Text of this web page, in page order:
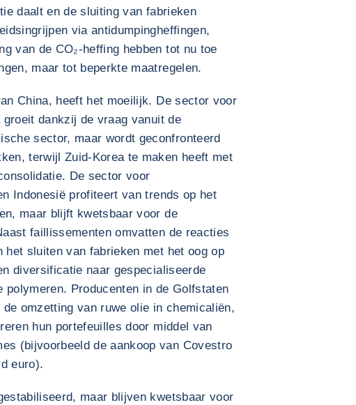
daalt en de sluiting van fabrieken
via antidumpingheffingen,
van de CO₂-heffing hebben tot nu toe
maar tot beperkte maatregelen.
China, heeft het moeilijk. De sector voor
dankzij de vraag vanuit de
sector, maar wordt geconfronteerd
terwijl Zuid-Korea te maken heeft met
De sector voor
Indonesië profiteert van trends op het
maar blijft kwetsbaar voor de
faillissementen omvatten de reacties
het sluiten van fabrieken met het oog op
diversificatie naar gespecialiseerde
polymeren. Producenten in de Golfstaten
omzetting van ruwe olie in chemicaliën,
hun portefeuilles door middel van
(bijvoorbeeld de aankoop van Covestro
euro).
maar blijven kwetsbaar voor